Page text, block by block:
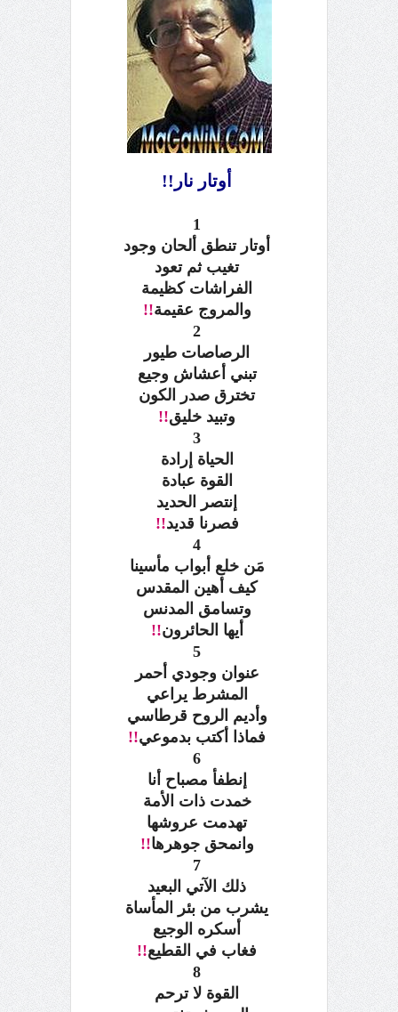
أوتار نار!!
1
أوتار تنطق ألحان وجود
تغيب ثم تعود
الفراشات كظيمة
والمروج عقيمة!!
2
الرصاصات طيور
تبني أعشاش وجيع
تخترق صدر الكون
وتبيد خليق!!
3
الحياة إرادة
القوة عبادة
إنتصر الحديد
فصرنا قديد!!
4
مَن خلع أبواب مأسينا
كيف أهين المقدس
وتسامق المدنس
أيها الحائرون!!
5
عنوان وجودي أحمر
المشرط يراعي
وأديم الروح قرطاسي
فماذا أكتب بدموعي!!
6
إنطفأ مصباح أنا
خمدت ذات الأمة
تهدمت عروشها
وانمحق جوهرها!!
7
ذلك الآتي البعيد
يشرب من بئر المأساة
أسكره الوجيع
فغاب في القطيع!!
8
القوة لا ترحم